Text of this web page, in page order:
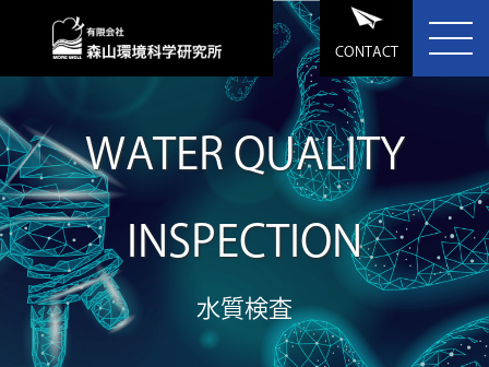
CONTACT
WATER QUALITY
INSPECTION
水質検査